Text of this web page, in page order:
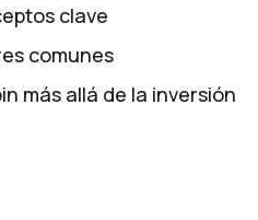
clave
comunes
más allá de la inversión